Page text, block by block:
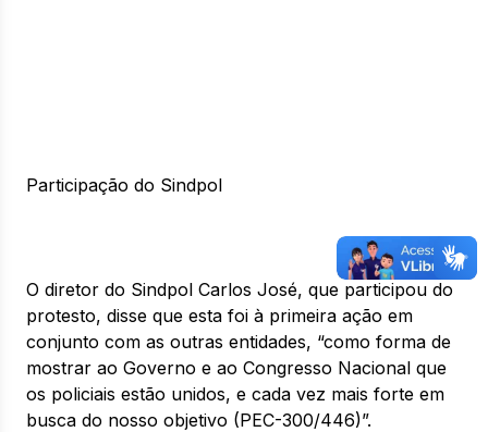
Participação do Sindpol
O diretor do Sindpol Carlos José, que participou do
protesto, disse que esta foi à primeira ação em
conjunto com as outras entidades, “como forma de
mostrar ao Governo e ao Congresso Nacional que
os policiais estão unidos, e cada vez mais forte em
busca do nosso objetivo (PEC-300/446)”.